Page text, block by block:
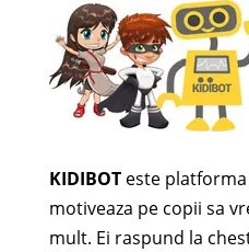
KIDIBOTeste platforma
motiveaza pe copii sa
mult. Ei raspund la